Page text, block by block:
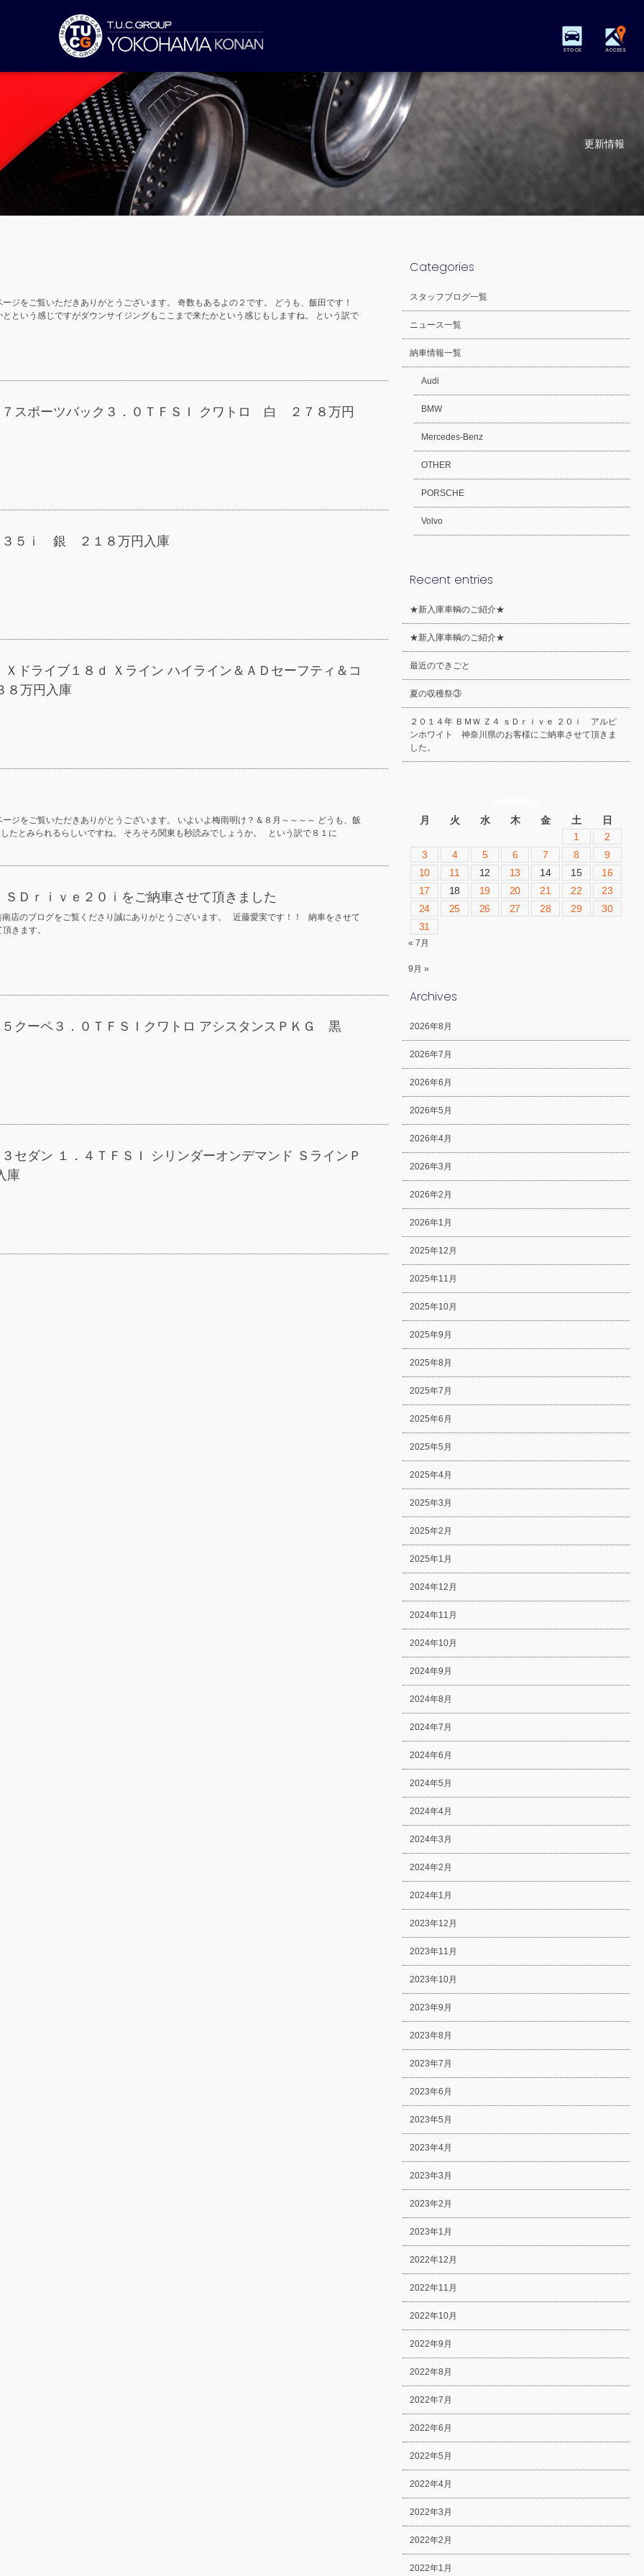
STOCK ACCESS
更新情報
ジをご覧いただきありがとうございます。 奇数もあるよの２です。 どうも、飯田です！
という感じですがダウンサイジングもここまで来たかという感じもしますね。 という訳で
７スポーツバック３．０ＴＦＳＩ クワトロ 白 ２７８万円
３５ｉ 銀 ２１８万円入庫
Ｘドライブ１８ｄ Ｘライン ハイライン＆ＡＤセーフティ＆コ
万円入庫
ジをご覧いただきありがとうございます。 いよいよ梅雨明け？＆８月～～～～ どうも、飯
たとみられるらしいですね。 そろそろ関東も秒読みでしょうか。 という訳で８１に
ＳＤｒｉｖｅ２０ｉをご納車させて頂きました
店のブログをご覧くださり誠にありがとうございます。 近藤愛実です！！ 納車をさせて
頂きます。
５クーペ３．０ＴＦＳＩクワトロ アシスタンスＰＫＧ 黒
セダン １．４ＴＦＳＩ シリンダーオンデマンド ＳラインＰ
庫
Categories
スタッフブログ一覧
ニュース一覧
納車情報一覧
Audi
BMW
Mercedes-Benz
OTHER
PORSCHE
Volvo
Recent entries
★新入庫車輌のご紹介★
★新入庫車輌のご紹介★
最近のできごと
夏の収穫祭③
２０１４年 ＢＭＷ Ｚ４ ｓＤｒｉｖｅ ２０ｉ アルピ
ンホワイト 神奈川県のお客様にご納車させて頂きま
した。
月
火 水 木 金 土
日
1
2
3
4 5 6 7 8
9
10
11 12 13 14 15
16
17
18 19 20 21 22
23
24
25 26 27 28 29
30
31
« 7月
9月 »
Archives
2026年8月
2026年7月
2026年6月
2026年5月
2026年4月
2026年3月
2026年2月
2026年1月
2025年12月
2025年11月
2025年10月
2025年9月
2025年8月
2025年7月
2025年6月
2025年5月
2025年4月
2025年3月
2025年2月
2025年1月
2024年12月
2024年11月
2024年10月
2024年9月
2024年8月
2024年7月
2024年6月
2024年5月
2024年4月
2024年3月
2024年2月
2024年1月
2023年12月
2023年11月
2023年10月
2023年9月
2023年8月
2023年7月
2023年6月
2023年5月
2023年4月
2023年3月
2023年2月
2023年1月
2022年12月
2022年11月
2022年10月
2022年9月
2022年8月
2022年7月
2022年6月
2022年5月
2022年4月
2022年3月
2022年2月
2022年1月